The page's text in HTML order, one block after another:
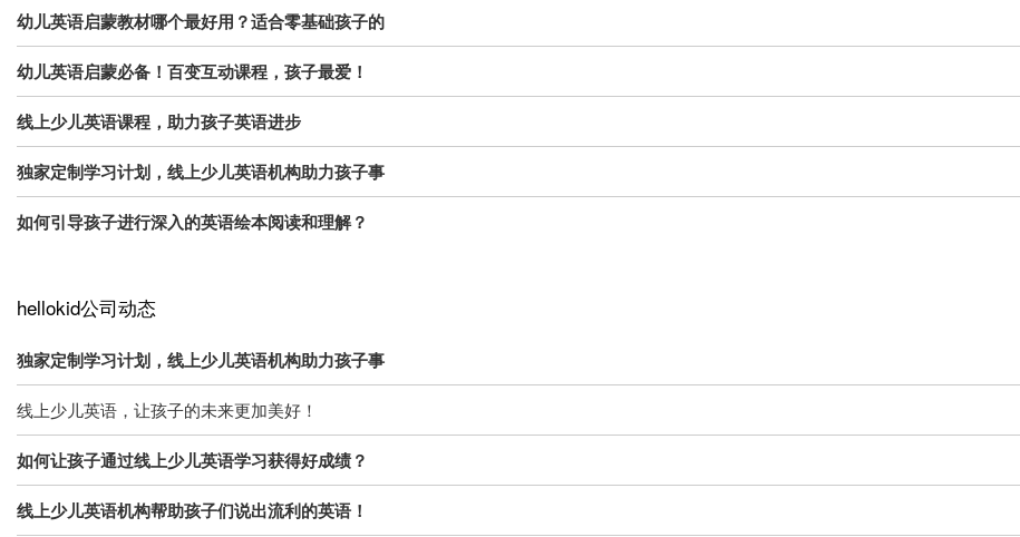
幼儿英语启蒙教材哪个最好用？适合零基础孩子的
幼儿英语启蒙必备！百变互动课程，孩子最爱！
线上少儿英语课程，助力孩子英语进步
独家定制学习计划，线上少儿英语机构助力孩子事
如何引导孩子进行深入的英语绘本阅读和理解？
hellokid公司动态
独家定制学习计划，线上少儿英语机构助力孩子事
线上少儿英语，让孩子的未来更加美好！
如何让孩子通过线上少儿英语学习获得好成绩？
线上少儿英语机构帮助孩子们说出流利的英语！